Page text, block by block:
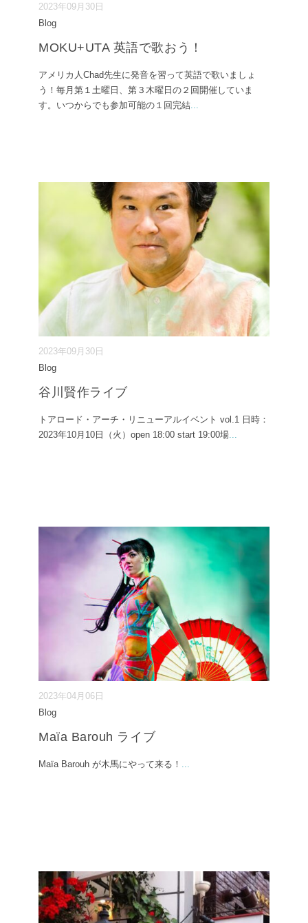
2023年09月30日
Blog
MOKU+UTA 英語で歌おう！
アメリカ人Chad先生に発音を習って英語で歌いましょ
う！毎月第１土曜日、第３木曜日の２回開催していま
す。いつからでも参加可能の１回完結
2023年09月30日
Blog
谷川賢作ライブ
トアロード・アーチ・リニューアルイベント vol.1 日時：
2023年10月10日（火）open 18:00 start 19:00場
2023年04月06日
Blog
Maïa Barouh ライブ
Maïa Barouh が木馬にやって来る！